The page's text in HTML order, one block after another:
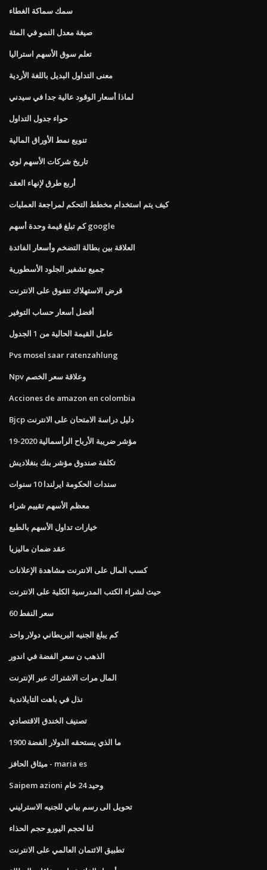
سمك سماكة الغطاء
صيغة معدل النمو في المئة
تعلم سوق الأسهم استراليا
معنى التداول البديل باللغة الأردية
لماذا أسعار الوقود عالية جدا في سيدني
حواء جدول التداول
تنويع نمط الأوراق المالية
تاريخ شركات الأسهم لوي
أربع طرق لإنهاء العقد
كيف يتم استخدام مخطط التحكم لمراجعة العمليات
كم تبلغ قيمة وحدة أسهم google
العلاقة بين بطالة التضخم وأسعار الفائدة
جميع تشفير الجلود الأسطورية
قرض الاستهلاك تتفوق على الانترنت
أفضل أسعار حساب التوفير
عامل القيمة الحالية من 1 الجدول
Pvs mosel saar ratenzahlung
Npv وعلاقة سعر الخصم
Acciones de amazon en colombia
Bjcp دليل دراسة الامتحان على الانترنت
مؤشر ضريبة الأرباح الرأسمالية 2020-19
تكلفة صندوق مؤشر بنك بنغلاديش
سندات الحكومة ايرلندا 10 سنوات
معظم الأسهم تقييم شراء
خيارات تداول الأسهم بالطبع
عقد ضمان ماليزيا
كسب المال على الانترنت مشاهدة الإعلانات
حيث لشراء الكتب المدرسية الكلية على الانترنت
سعر النفط 60
كم يبلغ الجنيه البريطاني دولار واحد
الذهب ن سعر الفضة في اندور
المال مرات الاشتراك عبر الإنترنت
نذل في باهت التايلاندية
تصنيف الخندق الاقتصادي
ما الذي يستحقه الدولار الفضة 1900
ميثاق الحافز - maria es
Saipem azioni وحيد 24 خام
تحويل الى رسم بياني للجنيه الاسترليني
لنا لحجم اليورو حجم الحذاء
تطبيق الائتمان العالمي على الانترنت